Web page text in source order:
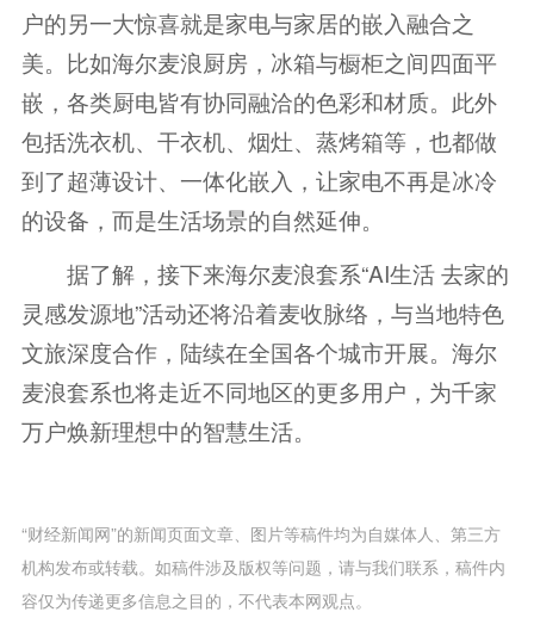
户的另一大惊喜就是家电与家居的嵌入融合之
美。比如海尔麦浪厨房，冰箱与橱柜之间四面平
嵌，各类厨电皆有协同融洽的色彩和材质。此外
包括洗衣机、干衣机、烟灶、蒸烤箱等，也都做
到了超薄设计、一体化嵌入，让家电不再是冰冷
的设备，而是生活场景的自然延伸。
据了解，接下来海尔麦浪套系“AI生活 去家的
灵感发源地”活动还将沿着麦收脉络，与当地特色
文旅深度合作，陆续在全国各个城市开展。海尔
麦浪套系也将走近不同地区的更多用户，为千家
万户焕新理想中的智慧生活。
“财经新闻网”的新闻页面文章、图片等稿件均为自媒体人、第三方
机构发布或转载。如稿件涉及版权等问题，请与我们联系，稿件内
容仅为传递更多信息之目的，不代表本网观点。